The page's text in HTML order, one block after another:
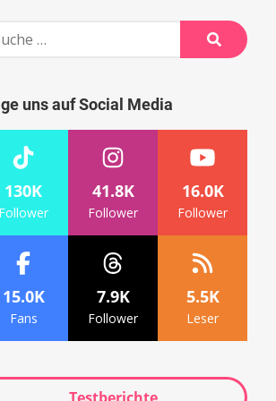
Suche
uns auf Social Media
130K
Follower
41.8K
Follower
16.0K
Follower
15.0K
Fans
7.9K
Follower
5.5K
Leser